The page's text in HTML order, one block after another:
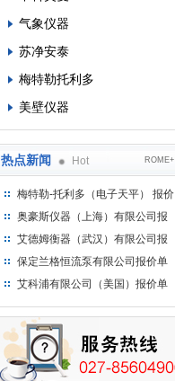
气象仪器
苏净安泰
梅特勒托利多
美壁仪器
热点新闻 Hot ROME+
梅特勒-托利多（电子天平） 报价
单
奥豪斯仪器（上海）有限公司报
价单
艾德姆衡器（武汉）有限公司报
价单
保定兰格恒流泵有限公司报价单
艾科浦有限公司（美国）报价单